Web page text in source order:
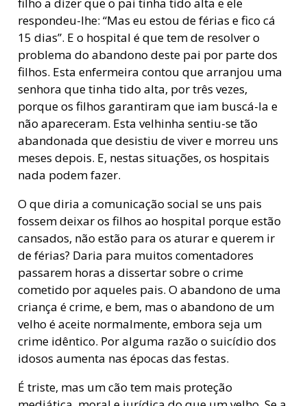
filho a dizer que o pai tinha tido alta e ele
respondeu-lhe: “Mas eu estou de férias e fico cá
15 dias”. E o hospital é que tem de resolver o
problema do abandono deste pai por parte dos
filhos. Esta enfermeira contou que arranjou uma
senhora que tinha tido alta, por três vezes,
porque os filhos garantiram que iam buscá-la e
não apareceram. Esta velhinha sentiu-se tão
abandonada que desistiu de viver e morreu uns
meses depois. E, nestas situações, os hospitais
nada podem fazer.
O que diria a comunicação social se uns pais
fossem deixar os filhos ao hospital porque estão
cansados, não estão para os aturar e querem ir
de férias? Daria para muitos comentadores
passarem horas a dissertar sobre o crime
cometido por aqueles pais. O abandono de uma
criança é crime, e bem, mas o abandono de um
velho é aceite normalmente, embora seja um
crime idêntico. Por alguma razão o suicídio dos
idosos aumenta nas épocas das festas.
É triste, mas um cão tem mais proteção